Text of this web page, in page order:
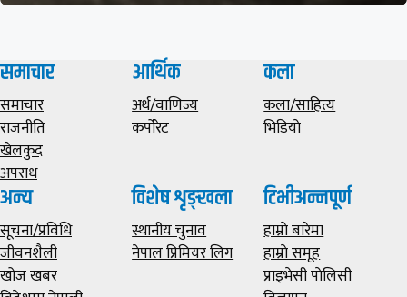
समाचार
समाचार
राजनीति
खेलकुद
अपराध
आर्थिक
अर्थ/वाणिज्य
कर्पोरेट
कला
कला/साहित्य
भिडियाे
अन्य
सूचना/प्रविधि
जीवनशैली
खोज खबर
विशेष शृङ्खला
स्थानीय चुनाव
नेपाल प्रिमियर लिग
टिभीअन्नपूर्ण
हाम्राे बारेमा
हाम्राे समूह
प्राइभेसी पाेलिसी